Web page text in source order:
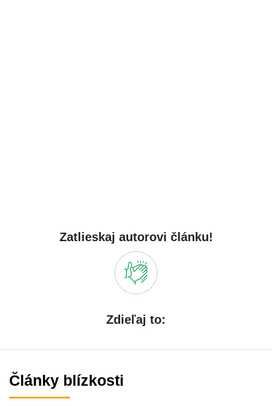
Zatlieskaj autorovi článku!
Zdieľaj to:
Články blízkosti